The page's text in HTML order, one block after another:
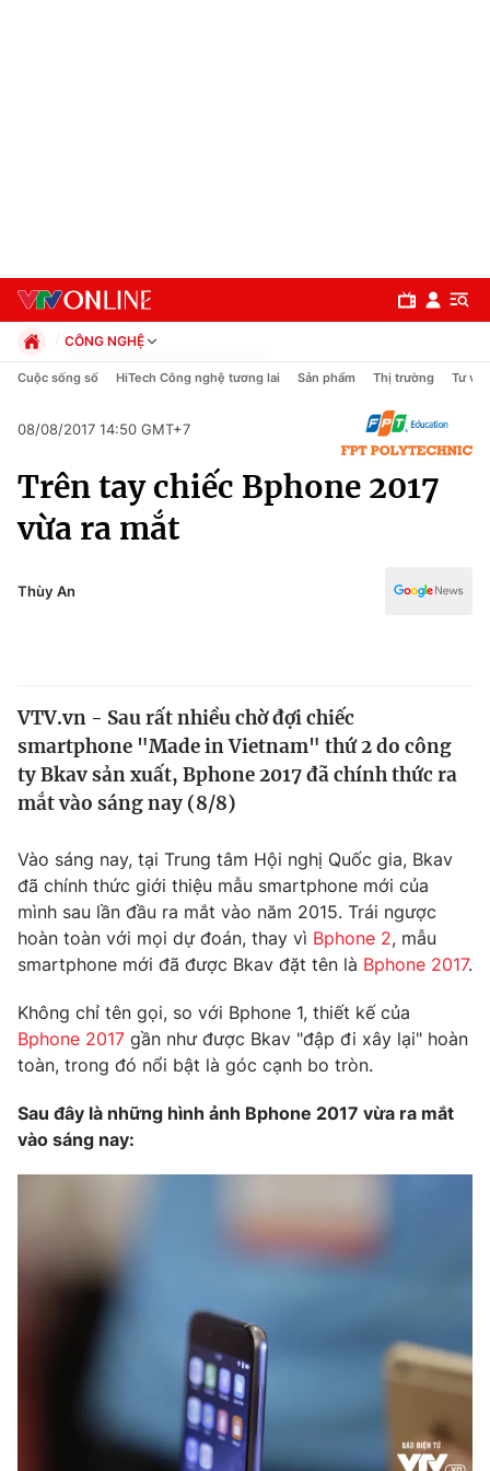
Chính trị
Thế giới
Tin tức
Câu chuyện quốc tế
Kinh tế
Tài chính
Thị trường
Góc doanh nghiệp
Dữ liệu và đời sống
Truyền hình
Hậu trường
Nhân vật
Khán giả
Giải trí
Điện ảnh
Sao
Đời sống
Du lịch
Làm đẹp
Giáo dục
Tuyển sinh
Sản phẩm
Giao lưu trực tuyến
Emagazine Podcast
CÔNG NGHỆ
Chính trị
Pháp luật
Thể thao
Truyền hình
Văn hóa - Giải trí
Đời sống
Cuộc sống số HiTech Công nghệ tương lai Sản phẩm Thị trường Tư vấn
08/08/2017 14:50 GMT+7
Trên tay chiếc Bphone 2017
vừa ra mắt
Thùy An
VTV.vn - Sau rất nhiều chờ đợi chiếc
smartphone "Made in Vietnam" thứ 2 do công
ty Bkav sản xuất, Bphone 2017 đã chính thức ra
mắt vào sáng nay (8/8)
Vào sáng nay, tại Trung tâm Hội nghị Quốc gia, Bkav
đã chính thức giới thiệu mẫu smartphone mới của
mình sau lần đầu ra mắt vào năm 2015. Trái ngược
hoàn toàn với mọi dự đoán, thay vì Bphone 2, mẫu
smartphone mới đã được Bkav đặt tên là Bphone 2017.
Không chỉ tên gọi, so với Bphone 1, thiết kế của
Bphone 2017 gần như được Bkav "đập đi xây lại" hoàn
toàn, trong đó nổi bật là góc cạnh bo tròn.
Sau đây là những hình ảnh Bphone 2017 vừa ra mắt
vào sáng nay: